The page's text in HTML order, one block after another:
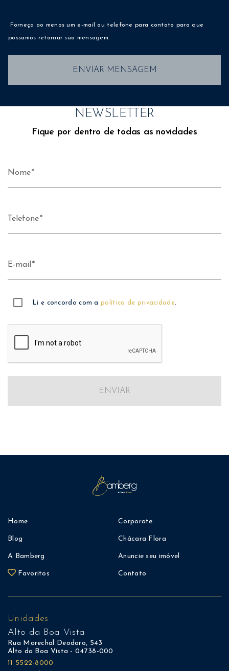
Forneça ao menos um e-mail ou telefone para contato para que
possamos retornar sua mensagem.
ENVIAR MENSAGEM
NEWSLETTER
Fique por dentro de todas as novidades
Nome
Telefone
E-mail
Li e concordo com apolítica de privacidade.
ENVIAR
Home
Blog
A Bamberg
Favoritos
Corporate
Chácara Flora
Anuncie seu imóvel
Contato
Unidades
Alto da Boa Vista
Rua Marechal Deodoro, 543
Alto da Boa Vista - 04738-000
11 5522-8000